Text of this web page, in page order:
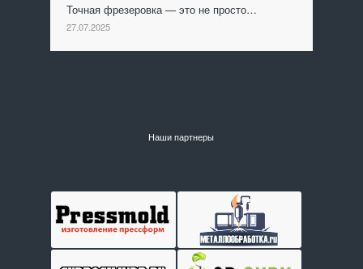
Точная фрезеровка — это не просто…
27.07.2025
Наши партнеры